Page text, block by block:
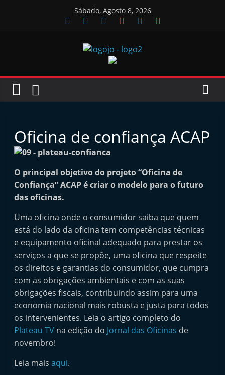
Sábado, Agosto 8, 2026
Jornal
Oficinas
J
r
n
l
i
n
d
p
e
n
d
Oficina de confiança ACAP
O principal objetivo do projeto “Oficina de
Confiança” ACAP é criar o modelo para o futuro
das oficinas.
Uma oficina onde o consumidor saiba que quem
está do lado da oficina tem competências técnicas
e equipamento oficinal adequado para prestar os
serviços a que se propõe, uma oficina que respeite
os direitos e garantias do consumidor, que cumpra
com as obrigações ambientais e com as suas
obrigações fiscais, contribuindo assim para uma
economia nacional mais robusta e justa para todos
os intervenientes. Leia o artigo completo do
Plateau TV na edição do Jornal das Oficinas de
novembro!
Leia maisaqui.